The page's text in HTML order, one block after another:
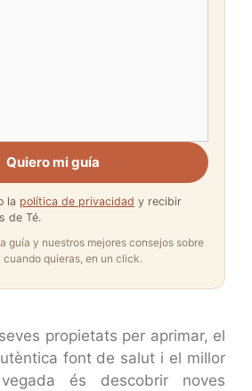
Quiero mi guía
la política de privacidad y recibir
de Té.
guía y nuestros mejores consejos sobre
cuando quieras, en un click.
propietats per aprimar, el
font de salut i el millor
és descobrir noves